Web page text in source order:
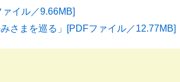
イル／9.66MB]
さまを巡る」[PDFファイル／12.77MB]